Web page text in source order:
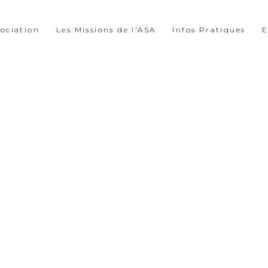
Les Missions de l’ASA Infos Pratiques